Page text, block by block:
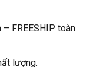
FREESHIP toàn
lượng.